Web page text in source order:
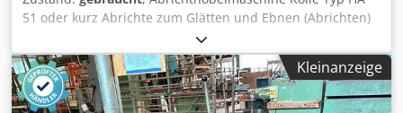
51 oder kurz Abrichte zum Glätten und Ebnen (Abrichten)
von Hölzern Inkl. Fügeaggregat Hemag. Technische Daten:
- Arbeitsbreite: 450 mm Dcjdezrxzbopfx Acysk -
Arbeitshöhe: 100 mm (Fügen)
Kleinanzeige